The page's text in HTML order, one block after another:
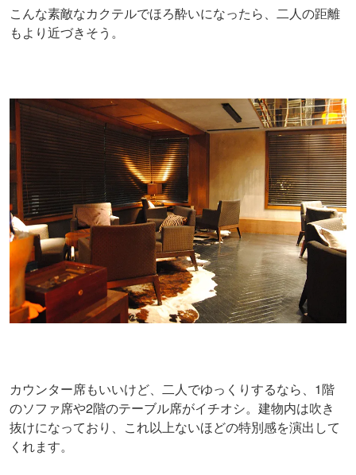
こんな素敵なカクテルでほろ酔いになったら、二人の距離
もより近づきそう。
カウンター席もいいけど、二人でゆっくりするなら、1階
のソファ席や2階のテーブル席がイチオシ。建物内は吹き
抜けになっており、これ以上ないほどの特別感を演出して
くれます。